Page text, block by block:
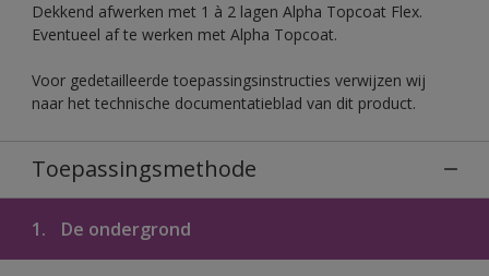
Dekkend afwerken met 1 à 2 lagen Alpha Topcoat Flex.
Eventueel af te werken met Alpha Topcoat.
Voor gedetailleerde toepassingsinstructies verwijzen wij
naar het technische documentatieblad van dit product.
Toepassingsmethode
1. De ondergrond